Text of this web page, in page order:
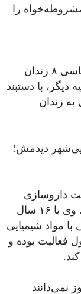
را
بعد از آتش‌سوزی ٢٣ مهر ۱۴۰۱ در بند سیاسی ٨ زندان
به همراه حدود ۴۱ زندانیه دیگر، با دستبند
به زندان
در هواخوری بند ١٠ رجایی‌شهر دیدمش؛
کارگر شرکت داروسازی
ابوریحان که در مرداد ۱۴۰۱ بازداشت شد. وی با ۱۶ سال
مواد شیمیایی
فعالیت بوده و
نمی‌دانند